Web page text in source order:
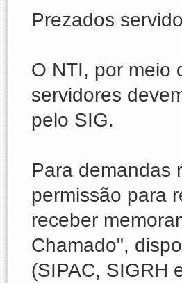
Prezados
O NTI, por meio
servidores
pelo SIG.
Para demandas
permissão para
receber
Chamado",
(SIPAC, SIGRH